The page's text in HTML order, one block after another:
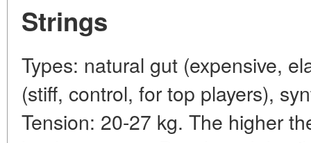
Strings
Types: natural gut (expensive,
(stiff, control, for top players),
Tension: 20-27 kg. The higher